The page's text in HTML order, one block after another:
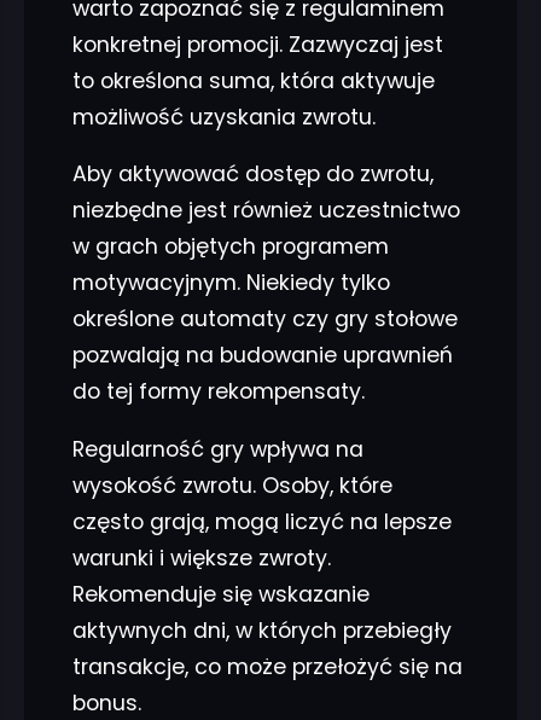
warto zapoznać się z regulaminem
konkretnej promocji. Zazwyczaj jest
to określona suma, która aktywuje
możliwość uzyskania zwrotu.
Aby aktywować dostęp do zwrotu,
niezbędne jest również uczestnictwo
w grach objętych programem
motywacyjnym. Niekiedy tylko
określone automaty czy gry stołowe
pozwalają na budowanie uprawnień
do tej formy rekompensaty.
Regularność gry wpływa na
wysokość zwrotu. Osoby, które
często grają, mogą liczyć na lepsze
warunki i większe zwroty.
Rekomenduje się wskazanie
aktywnych dni, w których przebiegły
transakcje, co może przełożyć się na
bonus.